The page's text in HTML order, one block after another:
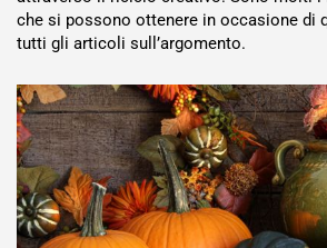
che si possono ottenere in occasione di
tutti gli articoli sull’argomento.